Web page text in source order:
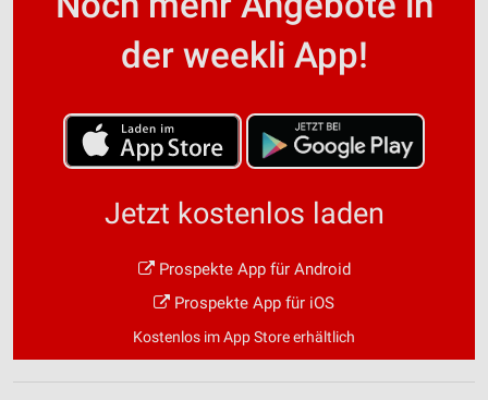
der weekli App!
Jetzt kostenlos laden
Prospekte App für Android
Prospekte App für iOS
Kostenlos im App Store erhältlich